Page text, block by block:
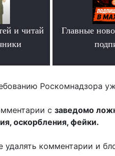
и читай
Главные
Роскомнадзора
с заведомо
оскорбления, фейки.
комментарии и